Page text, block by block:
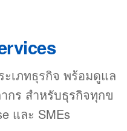
เภทธุรกิจ พร้อมดูแล
กร สำหรับธุรกิจทุกข
และ SMEs